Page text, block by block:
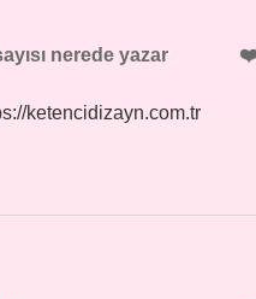
nerede yazar
ketencidizayn.com.tr